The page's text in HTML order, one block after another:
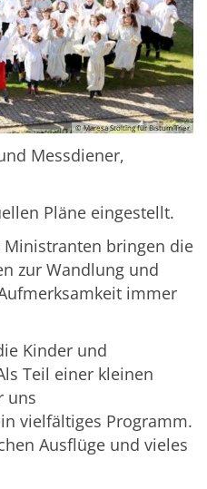
© Maresa Stölting für Bistum Trier
Messdiener,
Pläne eingestellt.
bringen die
zur Wandlung und
immer
Kinder und
Teil einer kleinen
uns
vielfältiges Programm.
Ausflüge und vieles